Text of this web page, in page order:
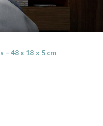
– 48 x 18 x 5 cm